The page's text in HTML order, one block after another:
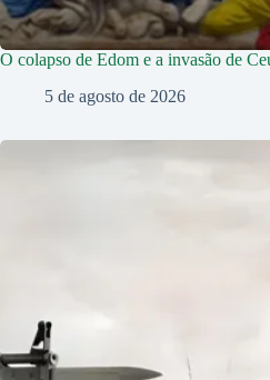
O colapso de Edom e a invasão de
5 de agosto de 2026